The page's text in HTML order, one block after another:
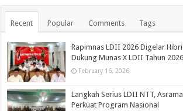
Recent Popular Comments Tags
Rapimnas LDII 2026 Digelar
Dukung Munas X LDII Tahun 2026
February 16, 2026
Langkah Serius LDII NTT,
Perkuat Program Nasional